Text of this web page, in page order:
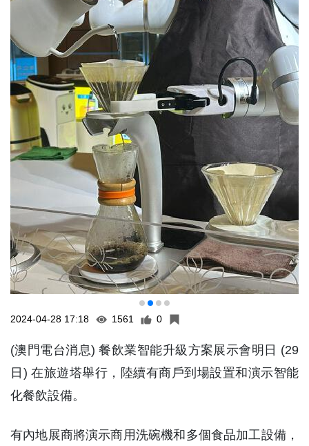
2024-04-28 17:18 1561 0
(澳門電台消息) 餐飲業智能升級方案展示會明日 (29
日) 在旅遊塔舉行，陸續有商戶到場設置和演示智能
化餐飲設備。
有內地展商將演示商用洗碗機和多個食品加工設備，